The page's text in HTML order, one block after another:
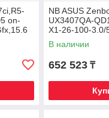
on-
NB ASUS
UX3407QA-
X1-26-100-3.0/
SSD/16GB/
В наличии
652 523 ₸